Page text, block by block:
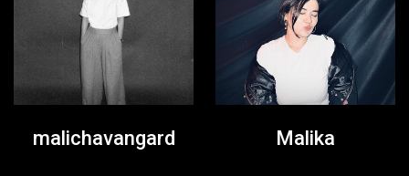
malichavangard Malika